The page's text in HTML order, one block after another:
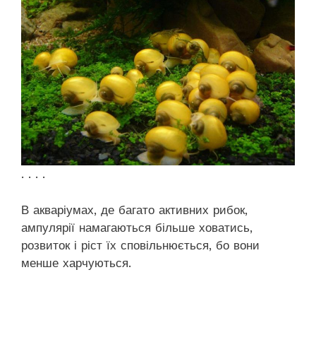
. . . .
В акваріумах, де багато активних рибок,
ампулярії намагаються більше ховатись,
розвиток і ріст їх сповільнюється, бо вони
менше харчуються.